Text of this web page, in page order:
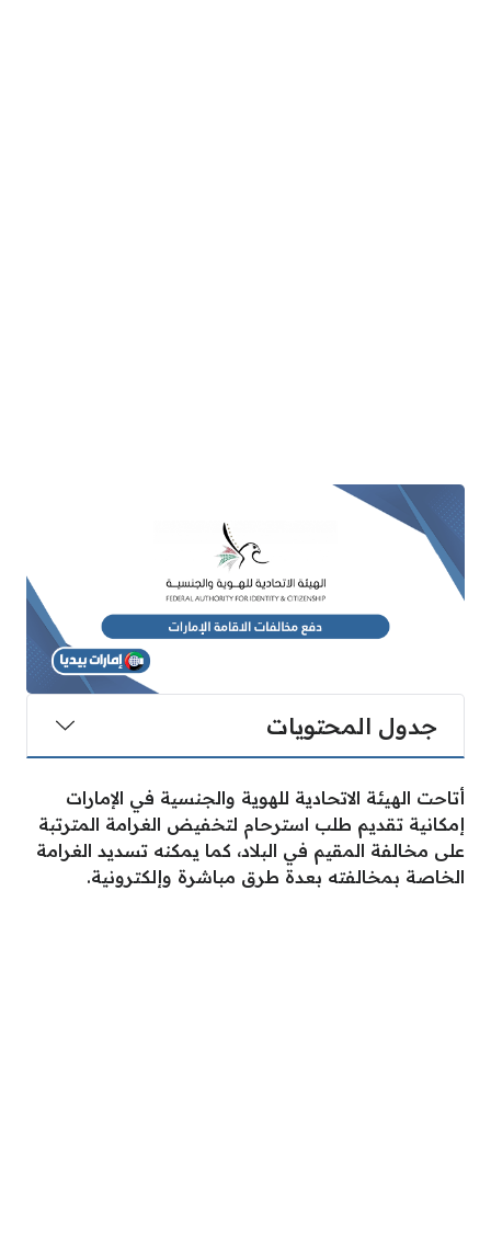
جدول المحتويات
أتاحت الهيئة الاتحادية للهوية والجنسية في الإمارات
إمكانية تقديم طلب استرحام لتخفيض الغرامة المترتبة
على مخالفة المقيم في البلاد، كما يمكنه تسديد الغرامة
الخاصة بمخالفته بعدة طرق مباشرة وإلكترونية.